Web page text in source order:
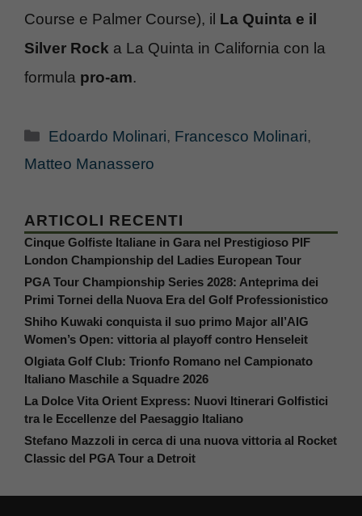
Course e Palmer Course), il La Quinta e il
Silver Rock a La Quinta in California con la
formula pro-am.
Categorie
Edoardo Molinari, Francesco Molinari,
Matteo Manassero
ARTICOLI RECENTI
Cinque Golfiste Italiane in Gara nel Prestigioso PIF
London Championship del Ladies European Tour
PGA Tour Championship Series 2028: Anteprima dei
Primi Tornei della Nuova Era del Golf Professionistico
Shiho Kuwaki conquista il suo primo Major all’AIG
Women’s Open: vittoria al playoff contro Henseleit
Olgiata Golf Club: Trionfo Romano nel Campionato
Italiano Maschile a Squadre 2026
La Dolce Vita Orient Express: Nuovi Itinerari Golfistici
tra le Eccellenze del Paesaggio Italiano
Stefano Mazzoli in cerca di una nuova vittoria al Rocket
Classic del PGA Tour a Detroit